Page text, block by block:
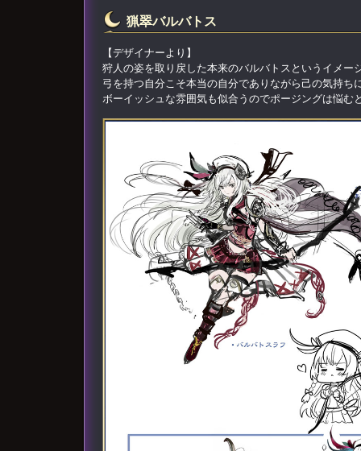
猟翠バルバトス
【デザイナーより】
狩人の姿を取り戻した本来のバルバトスというイメー
弓を持つ自分こそ本当の自分でありながら己の気持
ボーイッシュな雰囲気も似合うのでポージングは悩む